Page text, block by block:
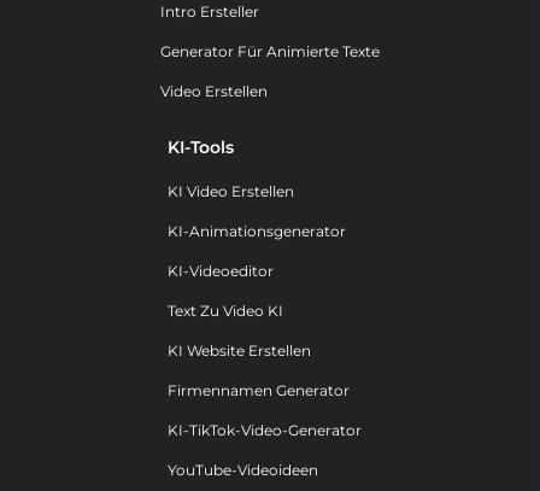
Intro Ersteller
Generator Für Animierte Texte
Video Erstellen
KI-Tools
KI Video Erstellen
KI-Animationsgenerator
KI-Videoeditor
Text Zu Video KI
KI Website Erstellen
Firmennamen Generator
KI-TikTok-Video-Generator
YouTube-Videoideen